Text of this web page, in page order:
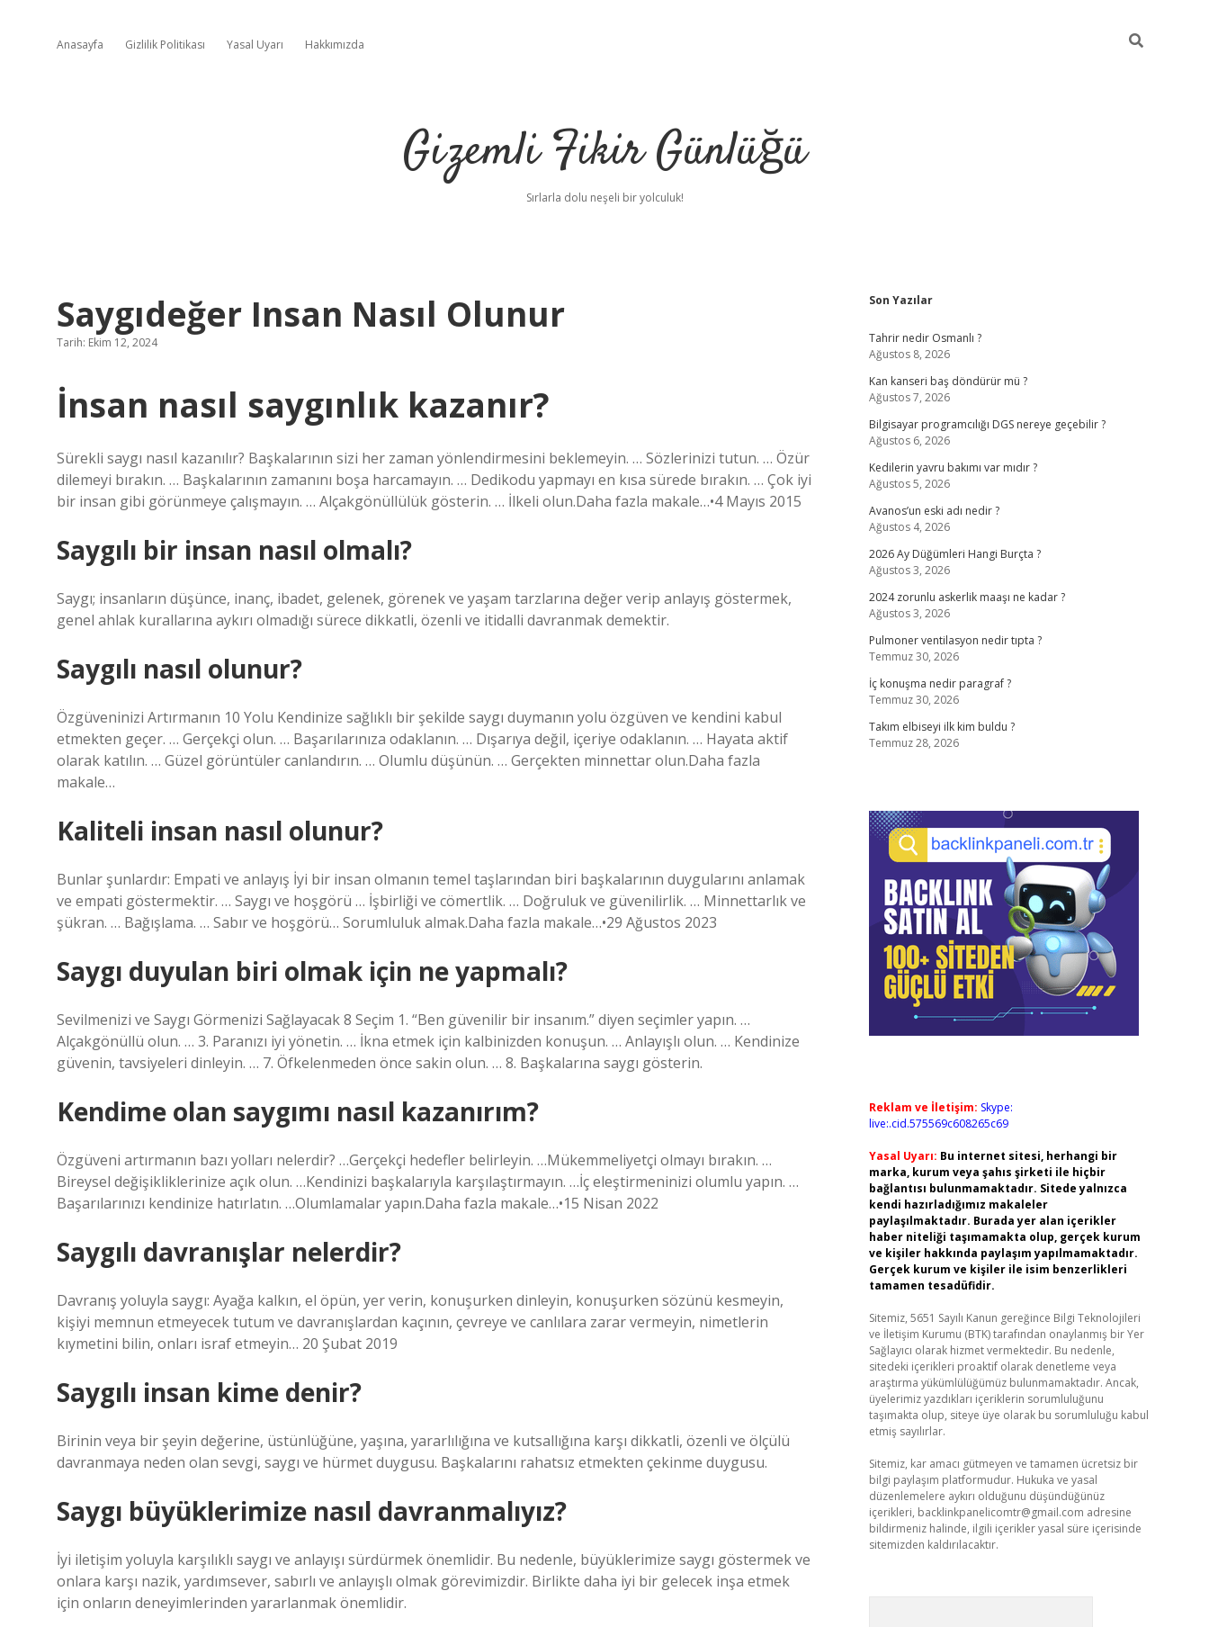
Anasayfa Gizlilik Politikası Yasal Uyarı Hakkımızda
Gizemli Fikir Günlüğü
Sırlarla dolu neşeli bir yolculuk!
Saygıdeğer Insan Nasıl Olunur
Tarih: Ekim 12, 2024
İnsan nasıl saygınlık kazanır?
Sürekli saygı nasıl kazanılır? Başkalarının sizi her zaman yönlendirmesini beklemeyin. … Sözlerinizi tutun. … Özür
dilemeyi bırakın. … Başkalarının zamanını boşa harcamayın. … Dedikodu yapmayı en kısa sürede bırakın. … Çok iyi
bir insan gibi görünmeye çalışmayın. … Alçakgönüllülük gösterin. … İlkeli olun.Daha fazla makale…•4 Mayıs 2015
Saygılı bir insan nasıl olmalı?
Saygı; insanların düşünce, inanç, ibadet, gelenek, görenek ve yaşam tarzlarına değer verip anlayış göstermek,
genel ahlak kurallarına aykırı olmadığı sürece dikkatli, özenli ve itidalli davranmak demektir.
Saygılı nasıl olunur?
Özgüveninizi Artırmanın 10 Yolu Kendinize sağlıklı bir şekilde saygı duymanın yolu özgüven ve kendini kabul
etmekten geçer. … Gerçekçi olun. … Başarılarınıza odaklanın. … Dışarıya değil, içeriye odaklanın. … Hayata aktif
olarak katılın. … Güzel görüntüler canlandırın. … Olumlu düşünün. … Gerçekten minnettar olun.Daha fazla
makale…
Kaliteli insan nasıl olunur?
Bunlar şunlardır: Empati ve anlayış İyi bir insan olmanın temel taşlarından biri başkalarının duygularını anlamak
ve empati göstermektir. … Saygı ve hoşgörü … İşbirliği ve cömertlik. … Doğruluk ve güvenilirlik. … Minnettarlık ve
şükran. … Bağışlama. … Sabır ve hoşgörü… Sorumluluk almak.Daha fazla makale…•29 Ağustos 2023
Saygı duyulan biri olmak için ne yapmalı?
Sevilmenizi ve Saygı Görmenizi Sağlayacak 8 Seçim 1. “Ben güvenilir bir insanım.” diyen seçimler yapın. …
Alçakgönüllü olun. … 3. Paranızı iyi yönetin. … İkna etmek için kalbinizden konuşun. … Anlayışlı olun. … Kendinize
güvenin, tavsiyeleri dinleyin. … 7. Öfkelenmeden önce sakin olun. … 8. Başkalarına saygı gösterin.
Kendime olan saygımı nasıl kazanırım?
Özgüveni artırmanın bazı yolları nelerdir? …Gerçekçi hedefler belirleyin. …Mükemmeliyetçi olmayı bırakın. …
Bireysel değişikliklerinize açık olun. …Kendinizi başkalarıyla karşılaştırmayın. …İç eleştirmeninizi olumlu yapın. …
Başarılarınızı kendinize hatırlatın. …Olumlamalar yapın.Daha fazla makale…•15 Nisan 2022
Saygılı davranışlar nelerdir?
Davranış yoluyla saygı: Ayağa kalkın, el öpün, yer verin, konuşurken dinleyin, konuşurken sözünü kesmeyin,
kişiyi memnun etmeyecek tutum ve davranışlardan kaçının, çevreye ve canlılara zarar vermeyin, nimetlerin
kıymetini bilin, onları israf etmeyin… 20 Şubat 2019
Saygılı insan kime denir?
Birinin veya bir şeyin değerine, üstünlüğüne, yaşına, yararlılığına ve kutsallığına karşı dikkatli, özenli ve ölçülü
davranmaya neden olan sevgi, saygı ve hürmet duygusu. Başkalarını rahatsız etmekten çekinme duygusu.
Saygı büyüklerimize nasıl davranmalıyız?
İyi iletişim yoluyla karşılıklı saygı ve anlayışı sürdürmek önemlidir. Bu nedenle, büyüklerimize saygı göstermek ve
onlara karşı nazik, yardımsever, sabırlı ve anlayışlı olmak görevimizdir. Birlikte daha iyi bir gelecek inşa etmek
için onların deneyimlerinden yararlanmak önemlidir.
Sidebar
Son Yazılar
Tahrir nedir Osmanlı ?
Ağustos 8, 2026
Kan kanseri baş döndürür mü ?
Ağustos 7, 2026
Bilgisayar programcılığı DGS nereye geçebilir ?
Ağustos 6, 2026
Kedilerin yavru bakımı var mıdır ?
Ağustos 5, 2026
Avanos’un eski adı nedir ?
Ağustos 4, 2026
2026 Ay Düğümleri Hangi Burçta ?
Ağustos 3, 2026
2024 zorunlu askerlik maaşı ne kadar ?
Ağustos 3, 2026
Pulmoner ventilasyon nedir tıpta ?
Temmuz 30, 2026
İç konuşma nedir paragraf ?
Temmuz 30, 2026
Takım elbiseyi ilk kim buldu ?
Temmuz 28, 2026
Reklam ve İletişim: Skype:
live:.cid.575569c608265c69
Yasal Uyarı: Bu internet sitesi, herhangi bir
marka, kurum veya şahıs şirketi ile hiçbir
bağlantısı bulunmamaktadır. Sitede yalnızca
kendi hazırladığımız makaleler
paylaşılmaktadır. Burada yer alan içerikler
haber niteliği taşımamakta olup, gerçek kurum
ve kişiler hakkında paylaşım yapılmamaktadır.
Gerçek kurum ve kişiler ile isim benzerlikleri
tamamen tesadüfidir.
Sitemiz, 5651 Sayılı Kanun gereğince Bilgi Teknolojileri
ve İletişim Kurumu (BTK) tarafından onaylanmış bir Yer
Sağlayıcı olarak hizmet vermektedir. Bu nedenle,
sitedeki içerikleri proaktif olarak denetleme veya
araştırma yükümlülüğümüz bulunmamaktadır. Ancak,
üyelerimiz yazdıkları içeriklerin sorumluluğunu
taşımakta olup, siteye üye olarak bu sorumluluğu kabul
etmiş sayılırlar.
Sitemiz, kar amacı gütmeyen ve tamamen ücretsiz bir
bilgi paylaşım platformudur. Hukuka ve yasal
düzenlemelere aykırı olduğunu düşündüğünüz
içerikleri, backlinkpanelicomtr@gmail.com adresine
bildirmeniz halinde, ilgili içerikler yasal süre içerisinde
sitemizden kaldırılacaktır.